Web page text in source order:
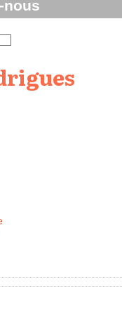
nous